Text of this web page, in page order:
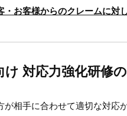
・お客様からのクレームに対
け 対応力強化研修
が相手に合わせて適切な対応